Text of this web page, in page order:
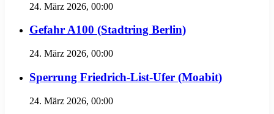
24. März 2026, 00:00
Gefahr A100 (Stadtring Berlin)
24. März 2026, 00:00
Sperrung Friedrich-List-Ufer (Moabit)
24. März 2026, 00:00